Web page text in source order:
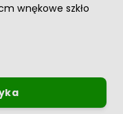
wnękowe szkło